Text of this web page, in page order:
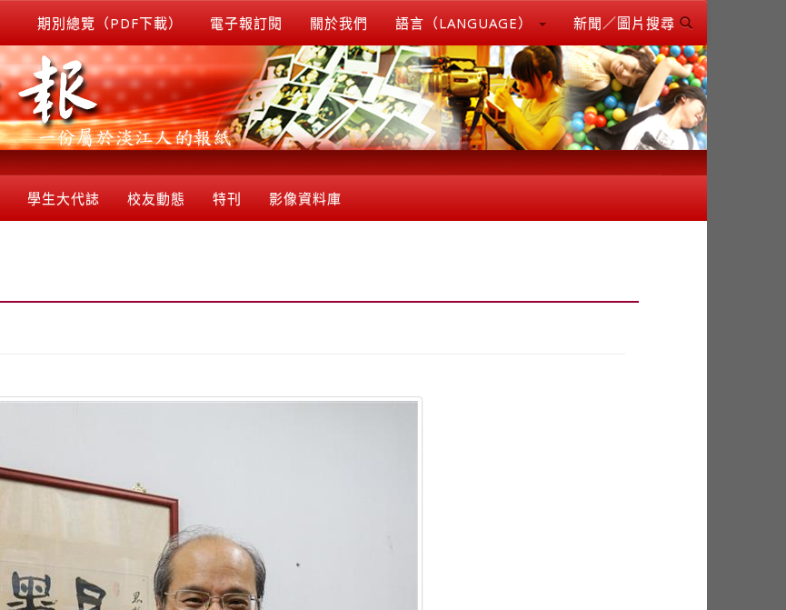
期別總覽（PDF下載） 電子報訂閱 關於我們 語言（LANGUAGE） 新聞／圖片搜尋
學生大代誌 校友動態 特刊 影像資料庫